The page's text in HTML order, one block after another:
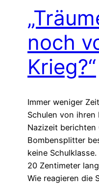
noch
Krieg?“
Immer weniger
Schulen von
Nazizeit berichten
Bombensplitter
keine
20 Zentimeter
Wie reagieren die